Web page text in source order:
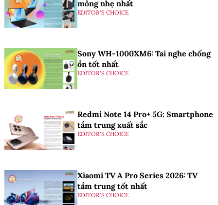
mỏng nhẹ nhất
EDITOR'S CHOICE
Sony WH-1000XM6: Tai nghe chống
ồn tốt nhất
EDITOR'S CHOICE
Redmi Note 14 Pro+ 5G: Smartphone
tầm trung xuất sắc
EDITOR'S CHOICE
Xiaomi TV A Pro Series 2026: TV
tầm trung tốt nhất
EDITOR'S CHOICE